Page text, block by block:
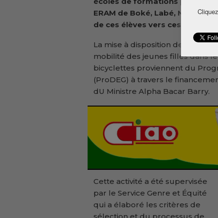
ERAM de Boké, Labé, N’Z
de ces élèves vers ces écoles
La mise à disposition de ces
mobilité des jeunes filles dans
bicyclettes proviennent du
(ProDEG) à travers le
dU Ministre Alpha Bacar Barry.
Cette activité a été supervisée
par le Service Genre et Équité
qui a élaboré les critères de